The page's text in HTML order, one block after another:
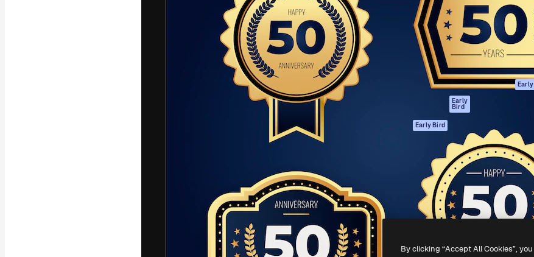
arbejde. Over 1 million abonnenter – fra
kreative og virksomheder til bureauer og
studier.
Dansk
AI-assistent
AI-billedgenerator
AI-videogenerator
stemmegenerator
Stockindhold
Early
Bird
Early Bird
Alle Magnific
værktøjer
Academy
Support
Vilkår for brug
Originaler
Partnere
Virksomhed
Copyright © 2010- 2026 Freepik Company S.L.U. Alle rettigheder forbeholdes.
By clicking “Accept All Cookies”,